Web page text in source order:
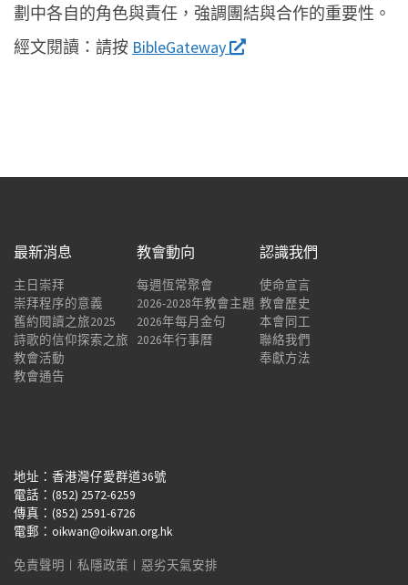
劃中各自的角色與責任，強調團結與合作的重要性。
經文閱讀： 請按 BibleGateway
最新消息
主日崇拜
崇拜程序的意義
舊約閱讀之旅2025
詩歌的信仰探索之旅
教會活動
教會通告
教會動向
每週恆常聚會
2026-2028年教會主題
2026年每月金句
2026年行事曆
認識我們
使命宣言
教會歷史
本會同工
聯絡我們
奉獻方法
地址：香港灣仔愛群道36號
電話：(852) 2572-6259
傳真：(852) 2591-6726
電郵：oikwan@oikwan.org.hk
免責聲明 ︱ 私隱政策 ︱ 惡劣天氣安排